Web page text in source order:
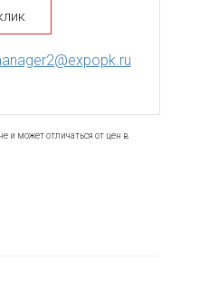
и может отличаться от цен в